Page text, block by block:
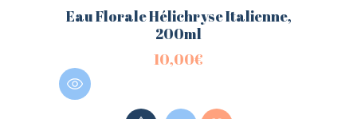
Eau Florale Hélichryse Italienne,
200ml
10,00€